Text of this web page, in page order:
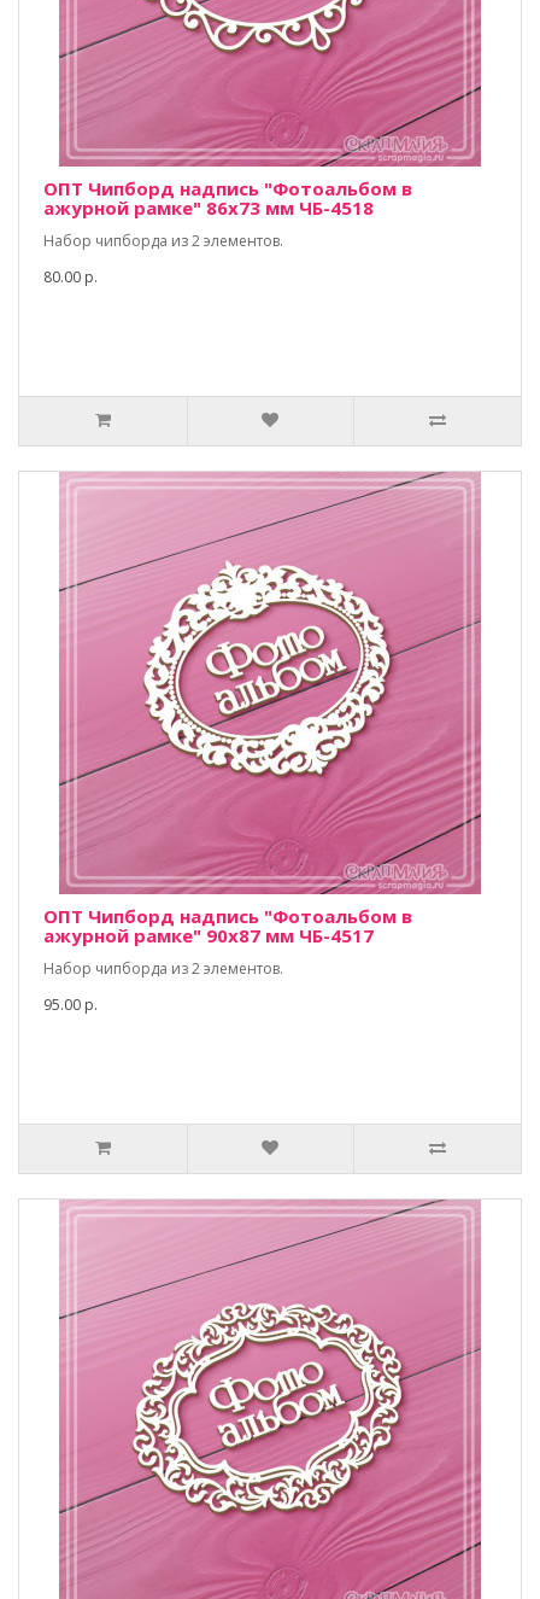
ОПТ Чипборд надпись "Фотоальбом в
ажурной рамке" 86х73 мм ЧБ-4518
Набор чипборда из 2 элементов.
80.00 р.
ОПТ Чипборд надпись "Фотоальбом в
ажурной рамке" 90х87 мм ЧБ-4517
Набор чипборда из 2 элементов.
95.00 р.